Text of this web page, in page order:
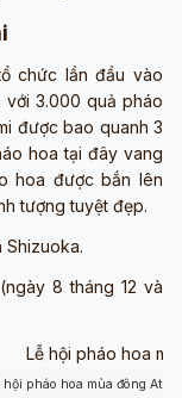
chức lần đầu vào
với 3.000 quả pháo
được bao quanh 3
hoa tại đây vang
hoa được bắn lên
tượng tuyệt đẹp.
Shizuoka.
8 tháng 12 và
hội pháo hoa mùa đông